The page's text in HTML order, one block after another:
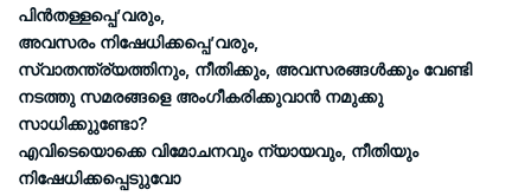
പിന്‍തള്ളപ്പെ’വരും,
അവസരം നിഷേധിക്കപ്പെ’വരും,
സ്വാതന്ത്ര്യത്തിനും, നീതിക്കും, അവസരങ്ങള്‍ക്കും വേണ്ടി
നടത്തു സമരങ്ങളെ അംഗീകരിക്കുവാന്‍ നമുക്കു
സാധിക്കുുണ്ടോ?
എവിടെയൊക്കെ വിമോചനവും ന്യായവും, നീതിയും
നിഷേധിക്കപ്പെടുുവോ